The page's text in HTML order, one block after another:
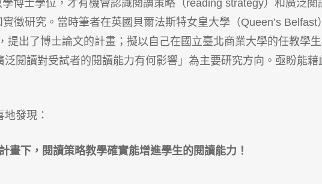
博士學位，才有機會認識閱讀策略（reading strategy）和廣泛閱
實徵研究。當時筆者在英國貝爾法斯特女皇大學（Queen’s Belfast
提出了博士論文的計畫；擬以自己在國立臺北商業大學的任教學
閱讀對受試者的閱讀能力有何影響」為主要研究方向。亟盼能藉
發現：
畫下， 閱讀策略教學確實能增進學生的閱讀能力 ！